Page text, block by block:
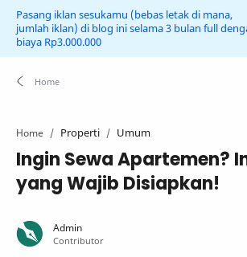
Pasang iklan sesukamu (bebas letak di mana,
jumlah iklan) di blog ini selama 3 bulan full
biaya Rp3.000.000
Home Properti Umum
Ingin Sewa Apartemen?
yang Wajib Disiapkan!